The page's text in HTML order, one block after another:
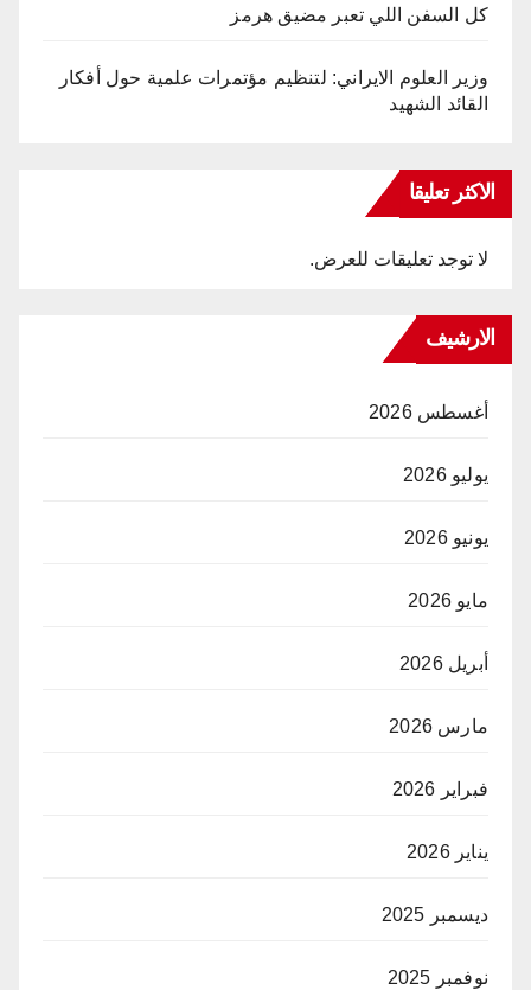
كل السفن اللي تعبر مضيق هرمز
وزير العلوم الايراني: لتنظيم مؤتمرات علمية حول أفكار
القائد الشهيد
الاكثر تعليقا
لا توجد تعليقات للعرض.
الارشيف
أغسطس 2026
يوليو 2026
يونيو 2026
مايو 2026
أبريل 2026
مارس 2026
فبراير 2026
يناير 2026
ديسمبر 2025
نوفمبر 2025